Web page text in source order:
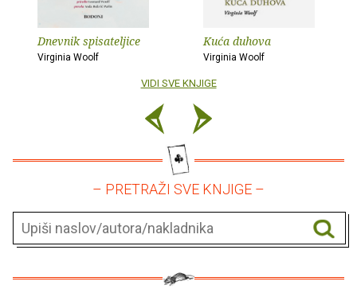
Dnevnik spisateljice
Virginia Woolf
Kuća duhova
Virginia Woolf
VIDI SVE KNJIGE
– PRETRAŽI SVE KNJIGE –